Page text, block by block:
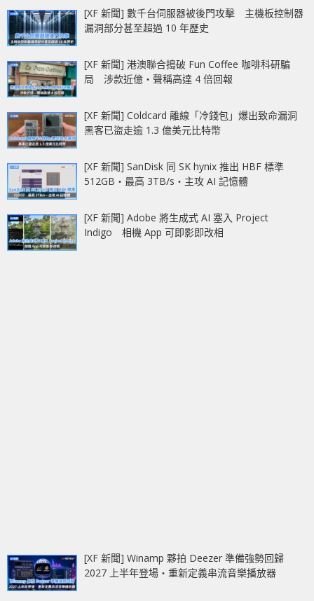
[XF 新聞] 數千台伺服器被後門攻擊 主機板控制器
漏洞部分甚至超過 10 年歷史
[XF 新聞] 港澳聯合搗破 Fun Coffee 咖啡科研騙
局 涉款近億‧聲稱高達 4 倍回報
[XF 新聞] Coldcard 離線「冷錢包」爆出致命漏洞
黑客已盜走逾 1.3 億美元比特幣
[XF 新聞] SanDisk 同 SK hynix 推出 HBF 標準
512GB‧最高 3TB/s‧主攻 AI 記憶體
[XF 新聞] Adobe 將生成式 AI 塞入 Project
Indigo 相機 App 可即影即改相
[XF 新聞] Winamp 夥拍 Deezer 準備強勢回歸
2027 上半年登場‧重新定義串流音樂播放器